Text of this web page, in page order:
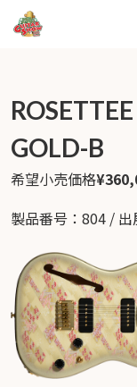
GOLD-B
希望小売価格
製品番号：804 /